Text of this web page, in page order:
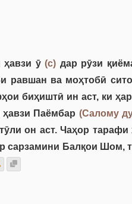
ҳавзи ӯ(с) дар рӯзи
равшан ва моҳтобӣ
биҳиштӣ ин аст, ки
Паёмбар (Салому
он аст. Чаҳор тарафи
сарзамини Балқои Шом,